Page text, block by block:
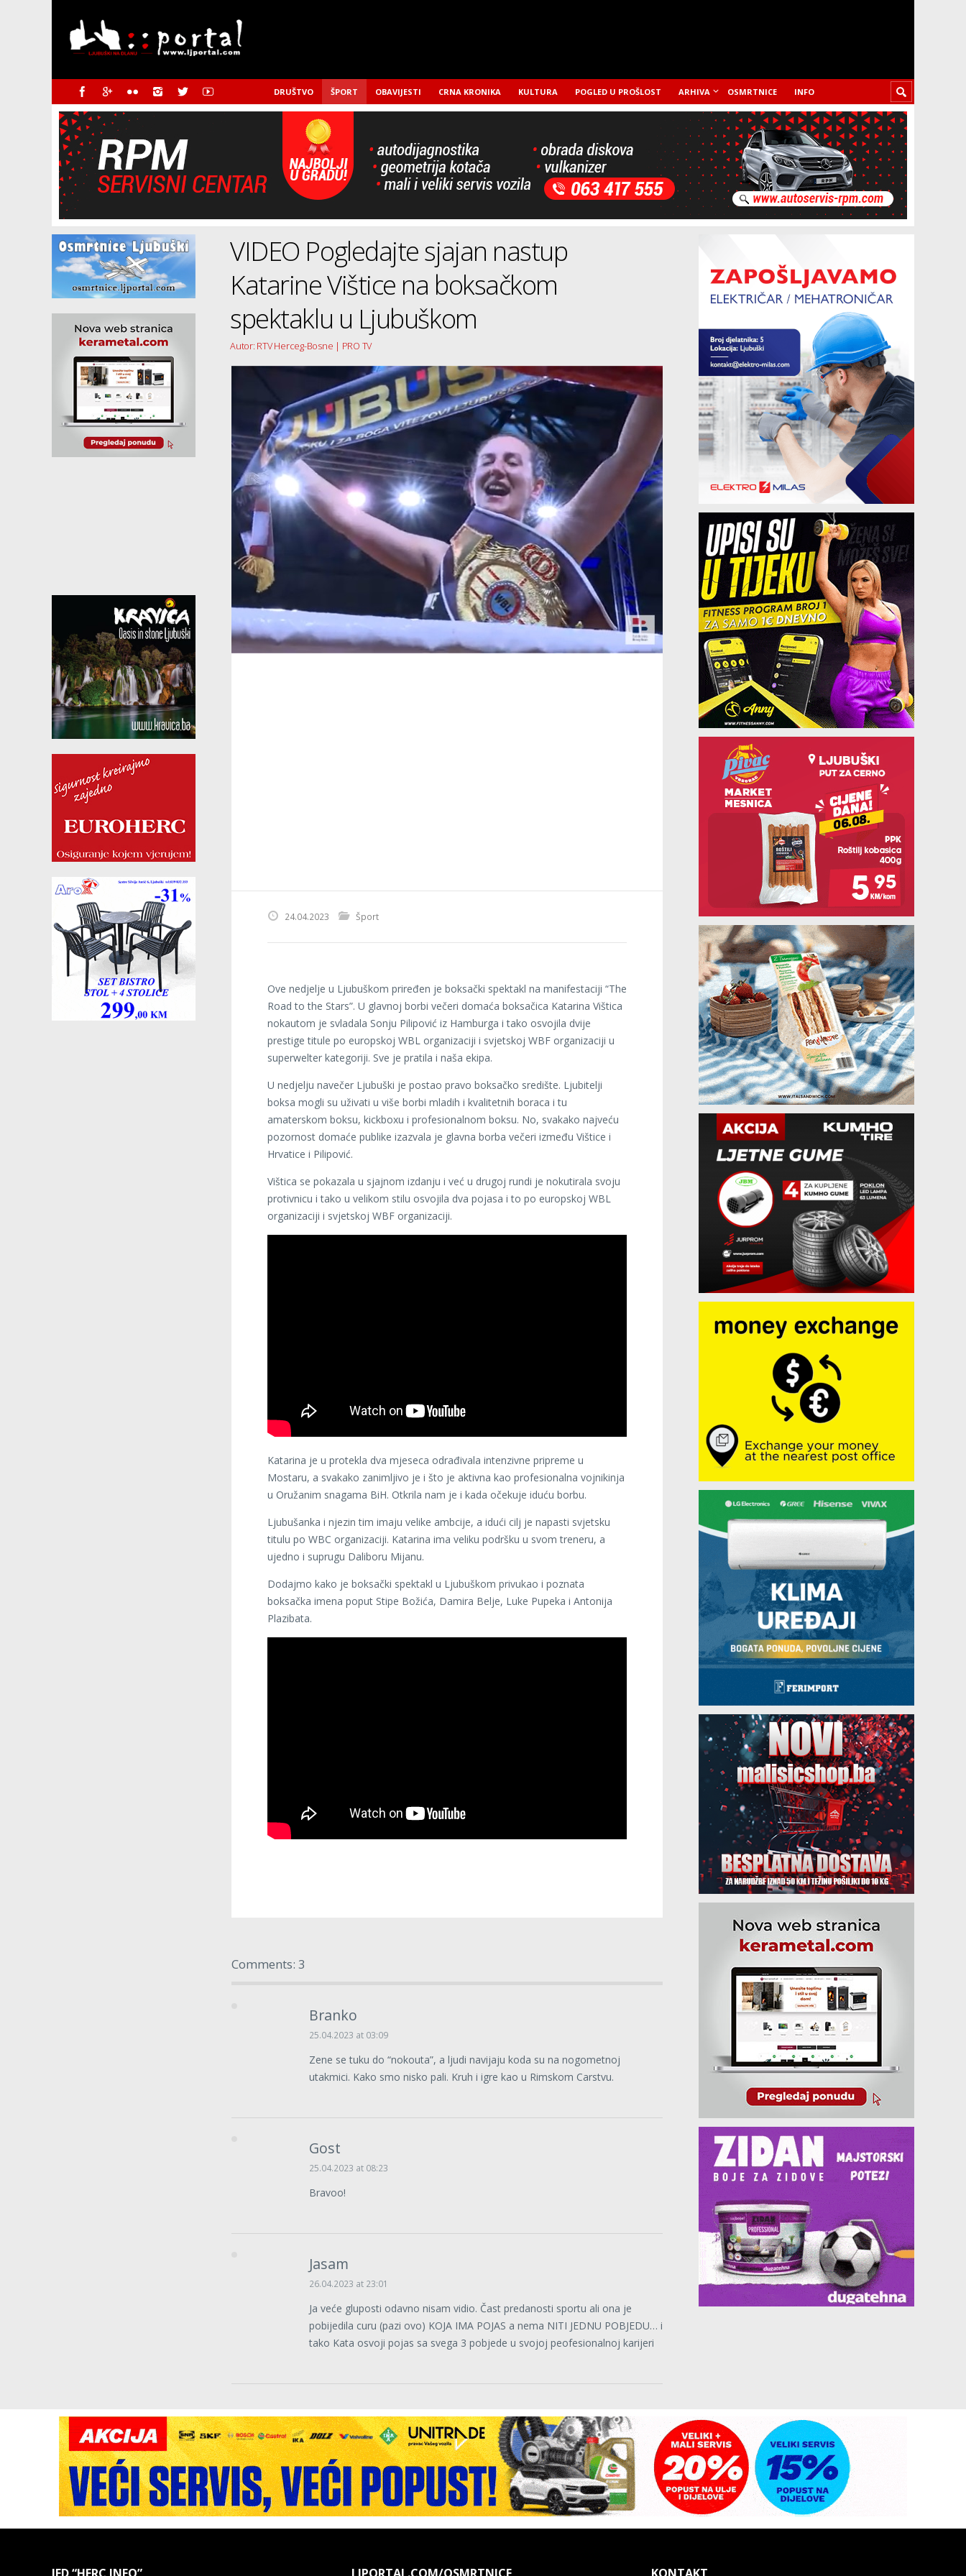
DRUŠTVO ŠPORT OBAVIJESTI CRNA KRONIKA KULTURA POGLED U PROŠLOST ARHIVA OSMRTNICE INFO
VIDEO Pogledajte sjajan nastup
Katarine Vištice na boksačkom
spektaklu u Ljubuškom
Autor: RTV Herceg-Bosne | PRO TV
24.04.2023 Šport
Ove nedjelje u Ljubuškom priređen je boksački spektakl na manifestaciji “The
Road to the Stars”. U glavnoj borbi večeri domaća boksačica Katarina Vištica
nokautom je svladala Sonju Pilipović iz Hamburga i tako osvojila dvije
prestige titule po europskoj WBL organizaciji i svjetskoj WBF organizaciji u
superwelter kategoriji. Sve je pratila i naša ekipa.
U nedjelju navečer Ljubuški je postao pravo boksačko središte. Ljubitelji
boksa mogli su uživati u više borbi mladih i kvalitetnih boraca i tu
amaterskom boksu, kickboxu i profesionalnom boksu. No, svakako najveću
pozornost domaće publike izazvala je glavna borba večeri između Vištice i
Hrvatice i Pilipović.
Vištica se pokazala u sjajnom izdanju i već u drugoj rundi je nokutirala svoju
protivnicu i tako u velikom stilu osvojila dva pojasa i to po europskoj WBL
organizaciji i svjetskoj WBF organizaciji.
Katarina je u protekla dva mjeseca odrađivala intenzivne pripreme u
Mostaru, a svakako zanimljivo je i što je aktivna kao profesionalna vojnikinja
u Oružanim snagama BiH. Otkrila nam je i kada očekuje iduću borbu.
Ljubušanka i njezin tim imaju velike ambcije, a idući cilj je napasti svjetsku
titulu po WBC organizaciji. Katarina ima veliku podršku u svom treneru, a
ujedno i suprugu Daliboru Mijanu.
Dodajmo kako je boksački spektakl u Ljubuškom privukao i poznata
boksačka imena poput Stipe Božića, Damira Belje, Luke Pupeka i Antonija
Plazibata.
Comments: 3
Branko
25.04.2023 at 03:09
Zene se tuku do “nokouta”, a ljudi navijaju koda su na nogometnoj
utakmici. Kako smo nisko pali. Kruh i igre kao u Rimskom Carstvu.
Gost
25.04.2023 at 08:23
Bravoo!
Jasam
26.04.2023 at 23:01
Ja veće gluposti odavno nisam vidio. Čast predanosti sportu ali ona je
pobijedila curu (pazi ovo) KOJA IMA POJAS a nema NITI JEDNU POBJEDU… i
tako Kata osvoji pojas sa svega 3 pobjede u svojoj peofesionalnoj karijeri